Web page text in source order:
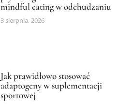
mindful eating w odchudzaniu
3 sierpnia, 2026
Jak prawidłowo stosować
adaptogeny w suplementacji
sportowej